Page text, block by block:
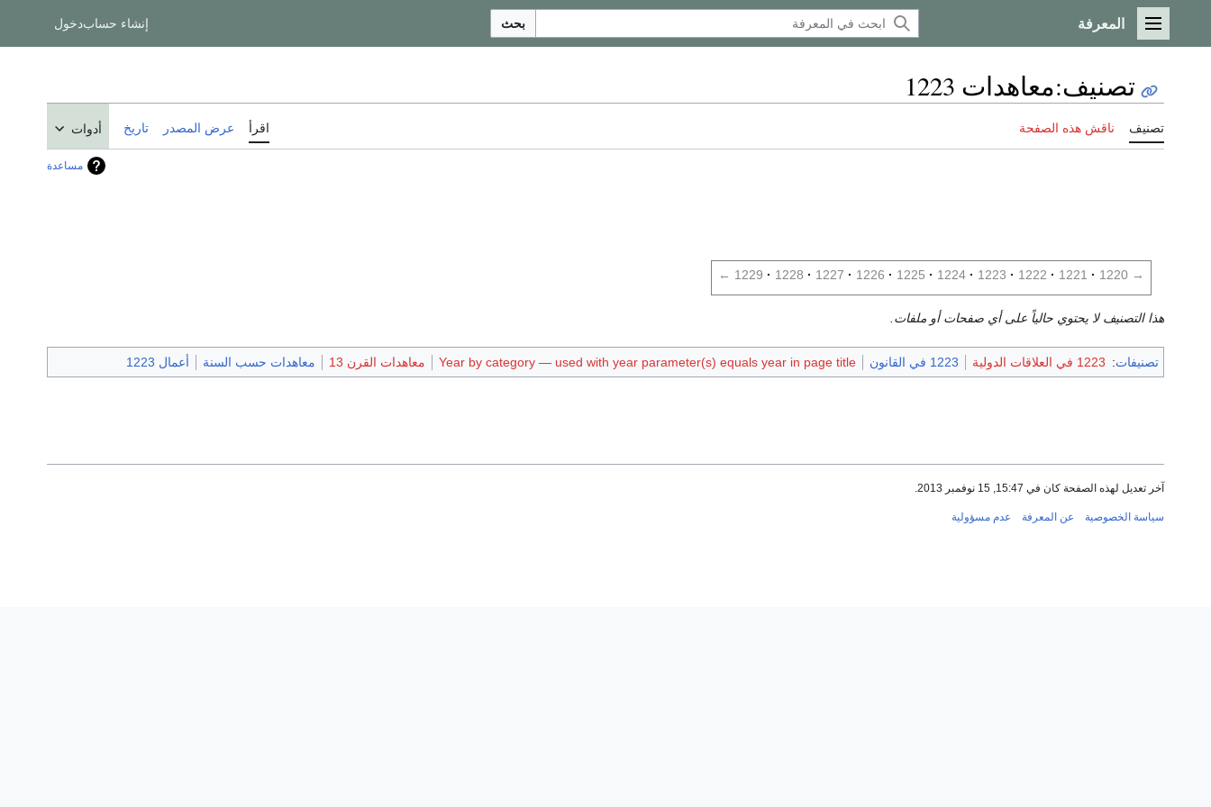
القائمة الرئيسية
المعرفة بحث إنشاء حسابدخول
تصنيف:معاهدات 1223
تصنيف ناقش هذه الصفحة اقرأ عرض المصدر تاريخ أدوات
مساعدة
→
1220
1221
1222
1223
1224
1225
1226
1227
1228
1229
←
هذا التصنيف لا يحتوي حالياً على أي صفحات أو ملفات.
تصنيفات: 1223 في العلاقات الدولية 1223 في القانون Year by category — used with year parameter(s) equals year in page title معاهدات القرن 13 معاهدات حسب السنة أعمال 1223
آخر تعديل لهذه الصفحة كان في 15:47, 15 نوفمبر 2013.
سياسة الخصوصية عن المعرفة عدم مسؤولية